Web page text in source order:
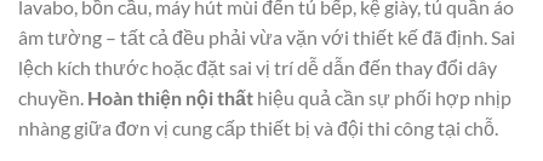
lavabo, bồn cầu, máy hút mùi đến tủ bếp, kệ giày, tủ quần áo
âm tường – tất cả đều phải vừa vặn với thiết kế đã định. Sai
lệch kích thước hoặc đặt sai vị trí dễ dẫn đến thay đổi dây
chuyền. Hoàn thiện nội thất hiệu quả cần sự phối hợp nhịp
nhàng giữa đơn vị cung cấp thiết bị và đội thi công tại chỗ.